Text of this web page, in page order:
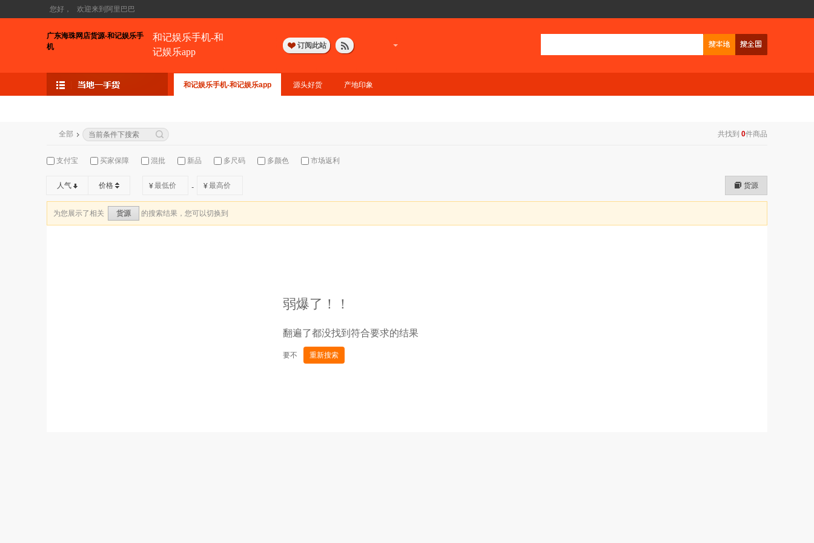
您好， 欢迎来到阿里巴巴
广东海珠网店货源-和记娱乐手
机
和记娱乐手机-和
记娱乐app
订阅此站
和记娱乐手机-和记娱乐app 源头好货 产地印象
共找到 0件商品
全部
支付宝 买家保障 混批 新品 多尺码 多颜色 市场返利
人气 价格 ¥ - ¥ 货源
为您展示了相关 货源 的搜索结果，您可以切换到
弱爆了！！
翻遍了都没找到符合要求的结果
要不 重新搜索